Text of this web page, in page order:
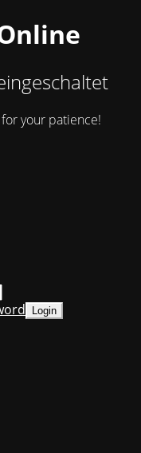
your patience!